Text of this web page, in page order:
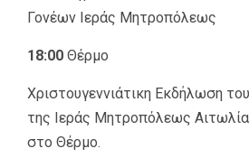
Γονέων Ιεράς Μητροπόλεως
18:00 Θέρμο
Χριστουγεννιάτικη Εκδήλωση
της Ιεράς Μητροπόλεως
στο Θέρμο.